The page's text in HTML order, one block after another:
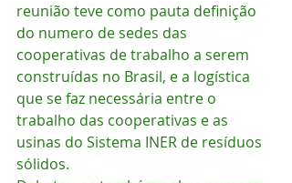
reunião teve como pauta definição
do numero de sedes das
cooperativas de trabalho a serem
construídas no Brasil, e a logística
que se faz necessária entre o
trabalho das cooperativas e as
usinas do Sistema INER de resíduos
sólidos.